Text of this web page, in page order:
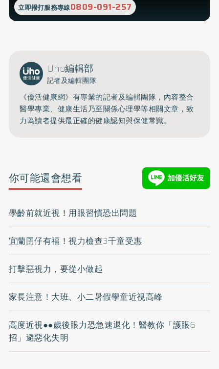
立即撥打服務專線0809-091-257
Uho編輯部
記者及編輯團隊
《優活健康網》有專業的記者及編輯團隊，內容整合
醫學專業、健康生活乃至關係心理學等相關文章，致
力為讀者提供最正確的健康認知與保健常識。
你可能還會想看
學齡前就近視！用眼習慣恐出問題
宜蘭囝仔有福！視力檢查3千童受惠
打擊惡視力，要從小做起
家長注意！大班、小二暑假學童近視高峰
高度近視●●歲後眼力恐急速退化！醫教你「護眼6
招」避惡化失明